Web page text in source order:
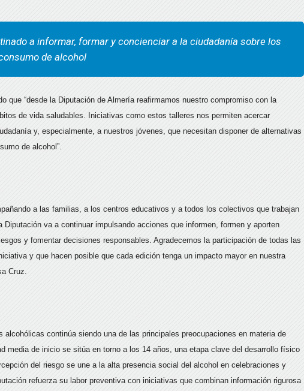
a informar, formar y concienciar a la ciudadanía sobre los
de alcohol
que “desde la Diputación de Almería reafirmamos nuestro compromiso con la
de vida saludables. Iniciativas como estos talleres nos permiten acercar
y, especialmente, a nuestros jóvenes, que necesitan disponer de alternativas
de alcohol”.
a las familias, a los centros educativos y a todos los colectivos que trabajan
Diputación va a continuar impulsando acciones que informen, formen y aporten
y fomentar decisiones responsables. Agradecemos la participación de todas las
y que hacen posible que cada edición tenga un impacto mayor en nuestra
Cruz.
alcohólicas continúa siendo una de las principales preocupaciones en materia de
media de inicio se sitúa en torno a los 14 años, una etapa clave del desarrollo físico
del riesgo se une a la alta presencia social del alcohol en celebraciones y
refuerza su labor preventiva con iniciativas que combinan información rigurosa